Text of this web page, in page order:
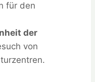
für den
der
von